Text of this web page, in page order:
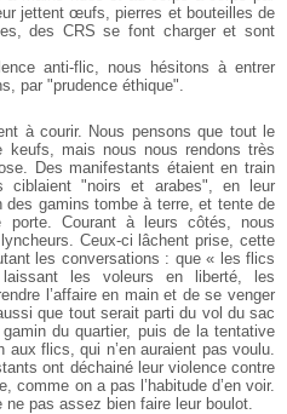
jettent œufs, pierres et bouteilles de
des CRS se font charger et sont
anti-flic, nous hésitons à entrer
par "prudence éthique".
à courir. Nous pensons que tout le
keufs, mais nous nous rendons très
Des manifestants étaient en train
ciblaient "noirs et arabes", en leur
des gamins tombe à terre, et tente de
porte. Courant à leurs côtés, nous
Ceux-ci lâchent prise, cette
les conversations : que « les flics
les voleurs en liberté, les
l’affaire en main et de se venger
que tout serait parti du vol du sac
du quartier, puis de la tentative
flics, qui n’en auraient pas voulu.
ont déchainé leur violence contre
comme on a pas l’habitude d’en voir.
pas assez bien faire leur boulot.